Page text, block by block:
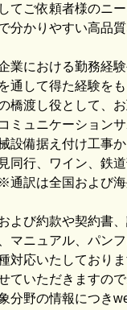
てご依頼者様のニ
分かりやすい高品
業における勤務経
通して得た経験を
橋渡し役として、
ミュニケーション
設備据え付け工事
同行、ワイン、鉄
通訳は全国および
よび約款や契約書
マニュアル、パン
対応いたしており
ていただきますの
分野の情報につき